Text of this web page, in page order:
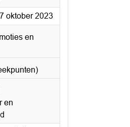
oktober 2023
en
en